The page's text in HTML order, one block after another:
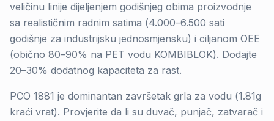
veličinu linije dijeljenjem godišnjeg obima proizvodnje
sa realističnim radnim satima (4.000–6.500 sati
godišnje za industrijsku jednosmjensku) i ciljanom OEE
(obično 80–90% na PET vodu KOMBIBLOK). Dodajte
20–30% dodatnog kapaciteta za rast.
PCO 1881 je dominantan završetak grla za vodu (1.81g
kraći vrat). Provjerite da li su duvač, punjač, zatvarač i